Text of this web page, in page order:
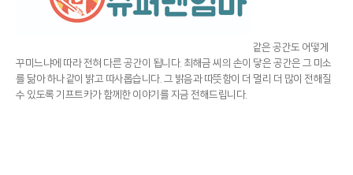
같은 공간도 어떻게
꾸미느냐에 따라 전혀 다른 공간이 됩니다. 최해금 씨의 손이 닿은 공간은 그 미소
를 닮아 하나같이 밝고 따사롭습니다. 그 밝음과 따뜻함이 더 멀리 더 많이 전해질
수 있도록 기프트카가 함께한 이야기를 지금 전해드립니다.